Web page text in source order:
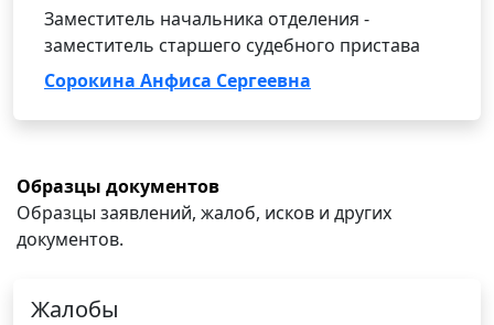
Заместитель начальника отделения -
заместитель старшего судебного пристава
Сорокина Анфиса Сергеевна
Образцы документов
Образцы заявлений, жалоб, исков и других
документов.
Жалобы